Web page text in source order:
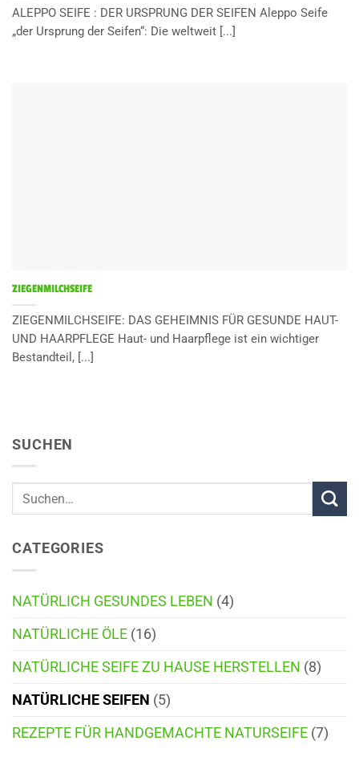
SUCHEN
CATEGORIES
NATÜRLICH GESUNDES LEBEN (4)
NATÜRLICHE ÖLE (16)
NATÜRLICHE SEIFE ZU HAUSE HERSTELLEN (8)
NATÜRLICHE SEIFEN (5)
REZEPTE FÜR HANDGEMACHTE NATURSEIFE (7)
ALEPPO SEIFE : DER URSPRUNG DER SEIFEN Aleppo Seife
„der Ursprung der Seifen“: Die weltweit [...]
ZIEGENMILCHSEIFE
ZIEGENMILCHSEIFE: DAS GEHEIMNIS FÜR GESUNDE HAUT-
UND HAARPFLEGE Haut- und Haarpflege ist ein wichtiger
Bestandteil, [...]